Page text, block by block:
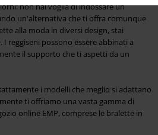
non hai voglia di indossare un
un'alternativa che ti offra comunque
alla moda in diversi design, stai
I reggiseni possono essere abbinati a
il supporto che ti aspetti da un
i modelli che meglio si adattano
ti offriamo una vasta gamma di
online EMP, comprese le bralette in